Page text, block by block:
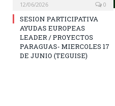
12/06/2026 0
SESION PARTICIPATIVA
AYUDAS EUROPEAS
LEADER / PROYECTOS
PARAGUAS- MIERCOLES 17
DE JUNIO (TEGUISE)